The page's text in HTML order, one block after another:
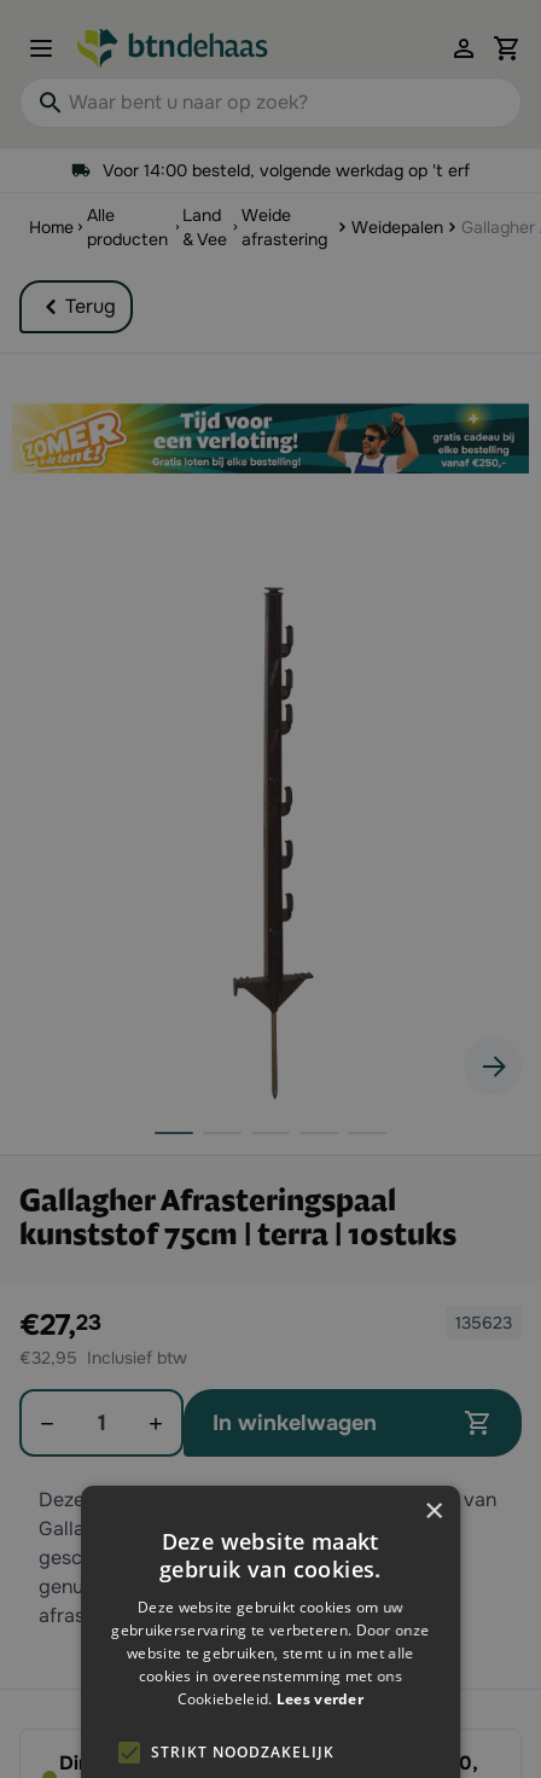
Waar bent u naar op zoek?
Voor 14:00 besteld, volgende werkdag op 't erf
Home
Alle
producten
Land
& Vee
Weide
afrastering
Weidepalen
Terug
Gallagher Afrasteringspaal
kunststof 75cm | terra | 10stuks
Exclusief btw:
€27,23
€32,95
135623
Aantal
In winkelwagen
Deze kunststof terra schapenpaal / hobbypaal van
Gallagher heeft een hoogte van 75 cm. Deze is
geschikt voor schapen dankzij de 6 vaste
genummerde draadhouders en een maximale
afrasteringshoogte van 50cm.
Direct leverbaar - Bestel voor dinsdag 14:00,
×
Deze website maakt
gebruik van cookies.
Deze website gebruikt cookies om uw
gebruikerservaring te verbeteren. Door onze
website te gebruiken, stemt u in met alle
cookies in overeenstemming met ons
Cookiebeleid. Lees verder
STRIKT NOODZAKELIJK